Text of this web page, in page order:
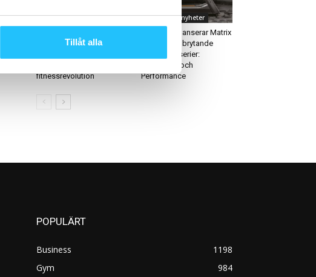
Tillåt alla
Business
förändrar
fitnessrevolution
Leverantörsnyheter
Casall PRO lanserar Matrix
två nya, banbrytande
konditionsserier:
Endurance och
Performance
POPULÄRT
Business
1198
Gym
984